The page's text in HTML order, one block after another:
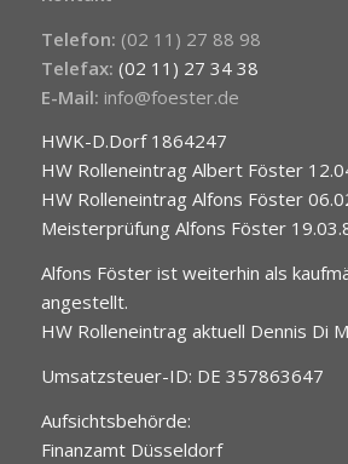
Telefon: (02 11) 27 88 98
Telefax: (02 11) 27 34 38
E-Mail: info@foester.de
HWK-D.Dorf 1864247
HW Rolleneintrag Albert Föster
HW Rolleneintrag Alfons Föster
Meisterprüfung Alfons Föster
Alfons Föster ist weiterhin als
angestellt.
HW Rolleneintrag aktuell Dennis Di
Umsatzsteuer-ID: DE 357863647
Aufsichtsbehörde:
Finanzamt Düsseldorf